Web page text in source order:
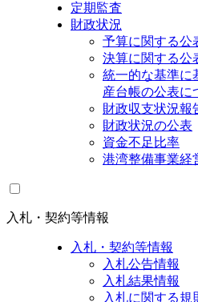
定期監査
財政状況
予算に関する公
決算に関する公
統一的な基準に
産台帳の公表に
財政収支状況報
財政状況の公表
資金不足比率
港湾整備事業経
入札・契約等情報
入札・契約等情報
入札公告情報
入札結果情報
入札に関する規